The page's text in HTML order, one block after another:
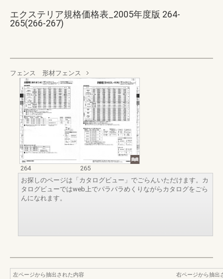
エクステリア規格価格表_2005年度版 264-
265(266-267)
フェンス 形材フェンス
264
265
お探しのページは「カタログビュー」でごらんいただけます。カ
タログビューではweb上でパラパラめくりながらカタログをごら
んになれます。
左ページから抽出された内容
右ページから抽出